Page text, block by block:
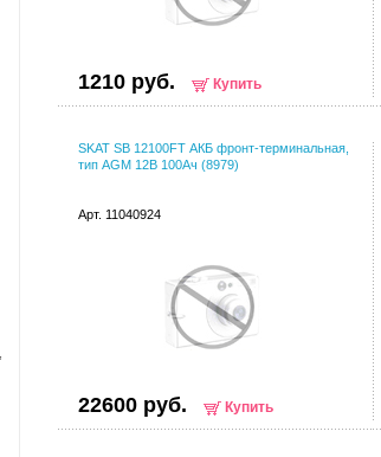
1210 руб. Купить
SKAT SB 12100FT АКБ фронт-терминальная,
тип AGM 12В 100Ач (8979)
Арт. 11040924
22600 руб. Купить